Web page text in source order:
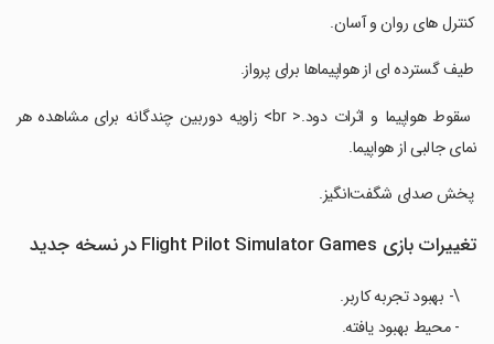
‏ کنترل های روان و آسان.
‏ طیف گسترده ای از هواپیماها برای پرواز.
‏ سقوط هواپیما و اثرات دود.< br> زاویه دوربین چندگانه برای مشاهده هر
نمای جالبی از هواپیما.
‏ پخش صدای شگفت‌انگیز.
تغییرات بازی Flight Pilot Simulator Games در نسخه جدید
\- بهبود تجربه کاربر.
- محیط بهبود یافته.